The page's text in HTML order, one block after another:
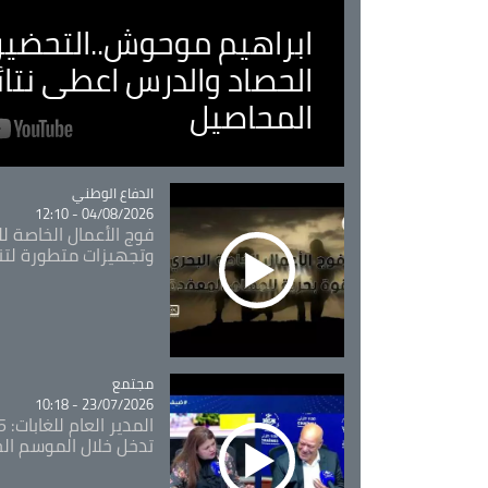
ابراهيم
الحصاد والدرس اعطى
المحاصيل
Catégorie
الدفاع الوطني
04/08/2026 - 12:10
فوج الأعمال الخاصة
وتجهيزات متطورة
Catégorie
مجتمع
23/07/2026 - 10:18
تدخل خلال الموسم